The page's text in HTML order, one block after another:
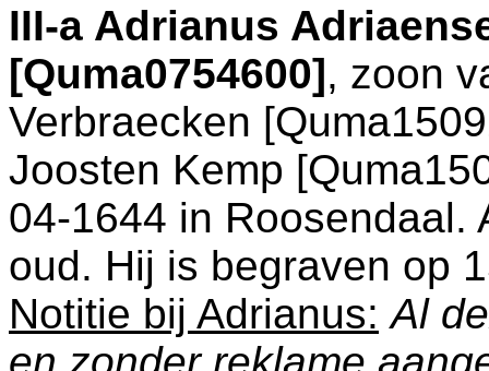
III-a Adrianus
[Quma0754600], zoon
Verbraecken
Joosten Kemp
04-1644 in Roosendaal.
oud. Hij is begraven op
Notitie bij Adrianus: Al
en zonder reklame